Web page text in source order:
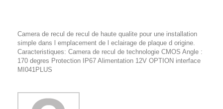
Camera de recul de recul de haute qualite pour une installation
simple dans l emplacement de l eclairage de plaque d origine.
Caracteristiques: Camera de recul de technologie CMOS Angle :
170 degres Protection IP67 Alimentation 12V OPTION interface
MI041PLUS